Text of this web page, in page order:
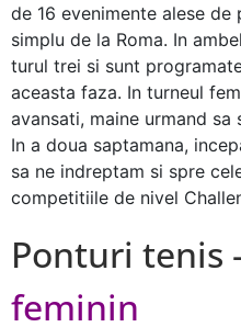
de 16 evenimente alese
simplu de la Roma. In
turul trei si sunt
aceasta faza. In turneul
avansati, maine urmand
In a doua saptamana,
sa ne indreptam si spre
competitiile de nivel
Ponturi tenis
feminin